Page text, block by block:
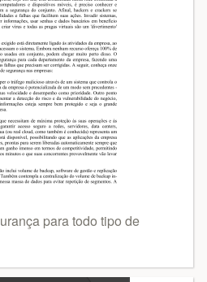
para todo tipo de